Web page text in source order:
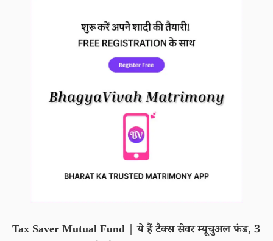
Tax Saver Mutual Fund | ये हैं टैक्स सेवर म्यूचुअल फंड, 3